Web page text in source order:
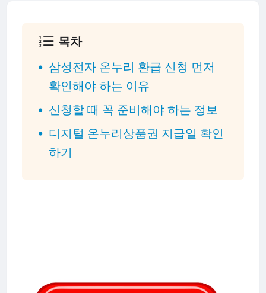
목차
삼성전자 온누리 환급 신청 먼저
확인해야 하는 이유
신청할 때 꼭 준비해야 하는 정보
디지털 온누리상품권 지급일 확인
하기